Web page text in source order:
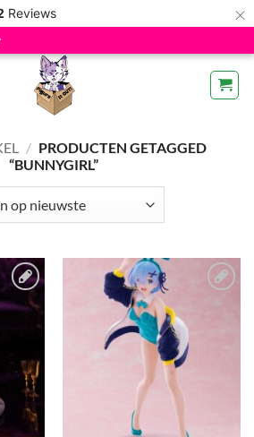
Reviews ×
/ PRODUCTEN GETAGGED
“BUNNYGIRL”
verlanglijst